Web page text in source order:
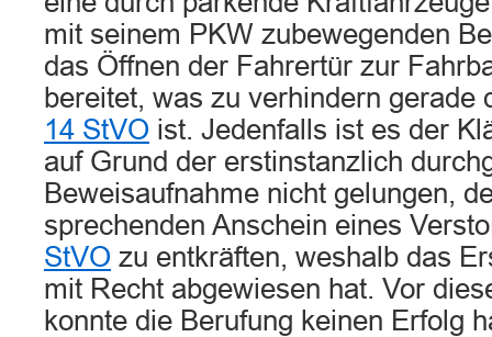
mit seinem PKW zubewegenden
das Öffnen der Fahrertür zur
bereitet, was zu verhindern gerade
14 StVO ist. Jedenfalls ist es der
auf Grund der erstinstanzlich
Beweisaufnahme nicht gelungen,
sprechenden Anschein eines
StVO zu entkräften, weshalb das
mit Recht abgewiesen hat. Vor
konnte die Berufung keinen Erfolg